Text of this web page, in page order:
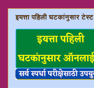
इयत्ता पहिली घटकांनुसार टेस्ट